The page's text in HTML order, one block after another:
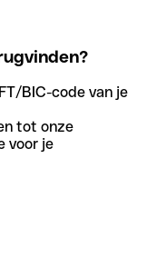
BIC-code van je
tot onze
voor je